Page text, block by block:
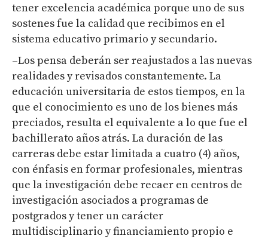
tener excelencia académica porque uno de sus
sostenes fue la calidad que recibimos en el
sistema educativo primario y secundario.
–Los pensa deberán ser reajustados a las nuevas
realidades y revisados constantemente. La
educación universitaria de estos tiempos, en la
que el conocimiento es uno de los bienes más
preciados, resulta el equivalente a lo que fue el
bachillerato años atrás. La duración de las
carreras debe estar limitada a cuatro (4) años,
con énfasis en formar profesionales, mientras
que la investigación debe recaer en centros de
investigación asociados a programas de
postgrados y tener un carácter
multidisciplinario y financiamiento propio e